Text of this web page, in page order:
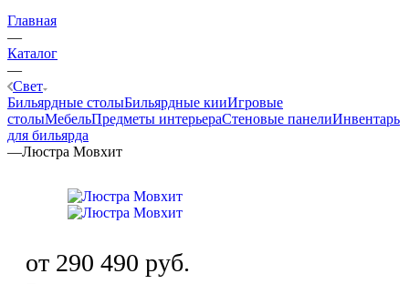
Главная
—
Каталог
—
Свет
Бильярдные столыБильярдные кииИгровые
столыМебельПредметы интерьераСтеновые панелиИнвентарь
для бильярда
—Люстра Мовхит
от 290 490 руб.